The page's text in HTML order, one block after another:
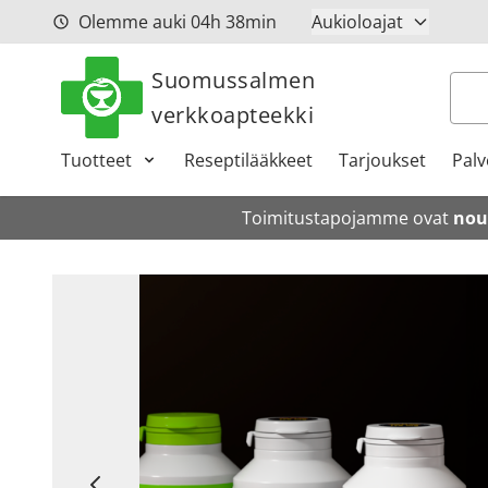
Siirry sisältöönOlemme auki 04h 38min Aukioloajat
Suomussalmen
verkkoapteekki
Tuotteet Reseptilääkkeet Tarjoukset
Toimitustapojamme ovat